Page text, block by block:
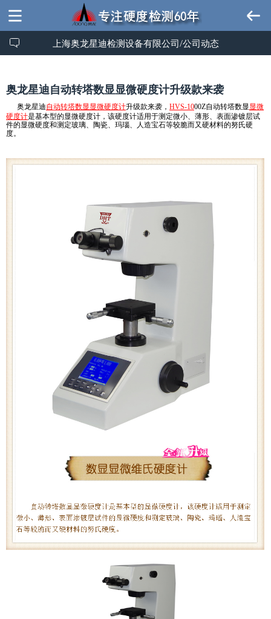
上海奥龙星迪检测设备有限公司/公司动态
奥龙星迪自动转塔数显显微硬度计升级款来袭
奥龙星迪自动转塔数显显微硬度计升级款来袭 ， HVS-1000Z自动转塔数显显微
硬度计是基本型的显微硬度计，该硬度计适用于测定微小、薄形、表面渗镀层试
件的显微硬度和测定玻璃、陶瓷、玛瑙、人造宝石等较脆而又硬材料的努氏硬
度。